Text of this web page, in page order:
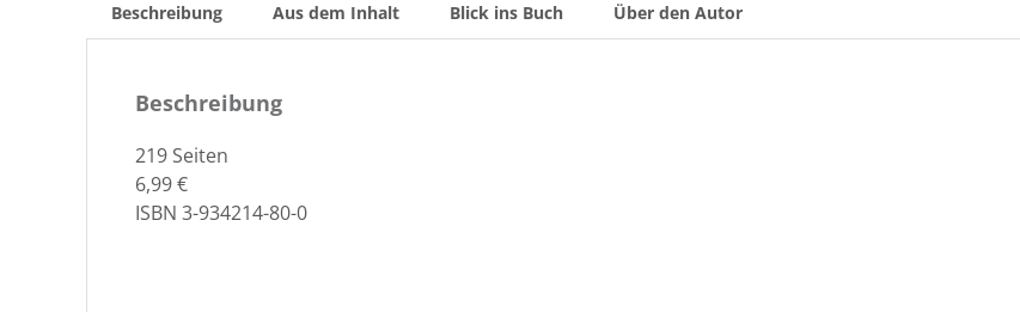
Beschreibung Aus dem Inhalt Blick ins Buch Über den Autor
Beschreibung
219 Seit­en
6,99 €
ISBN 3-934214-80-0